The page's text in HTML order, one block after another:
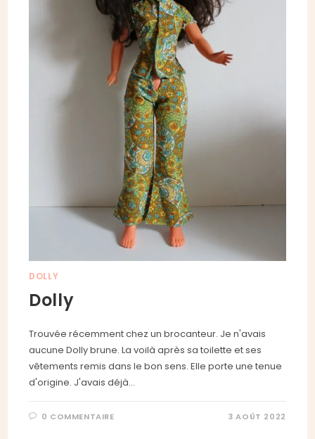
DOLLY
Dolly
Trouvée récemment chez un brocanteur. Je n'avais
aucune Dolly brune. La voilà après sa toilette et ses
vêtements remis dans le bon sens. Elle porte une tenue
d'origine. J'avais déjà…
0 COMMENTAIRE 3 AOÛT 2022